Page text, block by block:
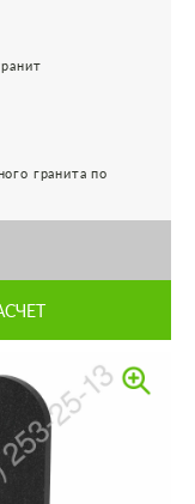
гранита по